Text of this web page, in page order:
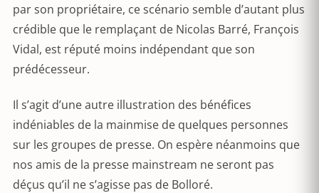
par son propriétaire, ce scénario semble d’autant plus
crédible que le remplaçant de Nicolas Barré, François
Vidal, est réputé moins indépendant que son
prédécesseur.
Il s’agit d’une autre illustration des bénéfices
indéniables de la mainmise de quelques personnes
sur les groupes de presse. On espère néanmoins que
nos amis de la presse mainstream ne seront pas
déçus qu’il ne s’agisse pas de Bolloré.